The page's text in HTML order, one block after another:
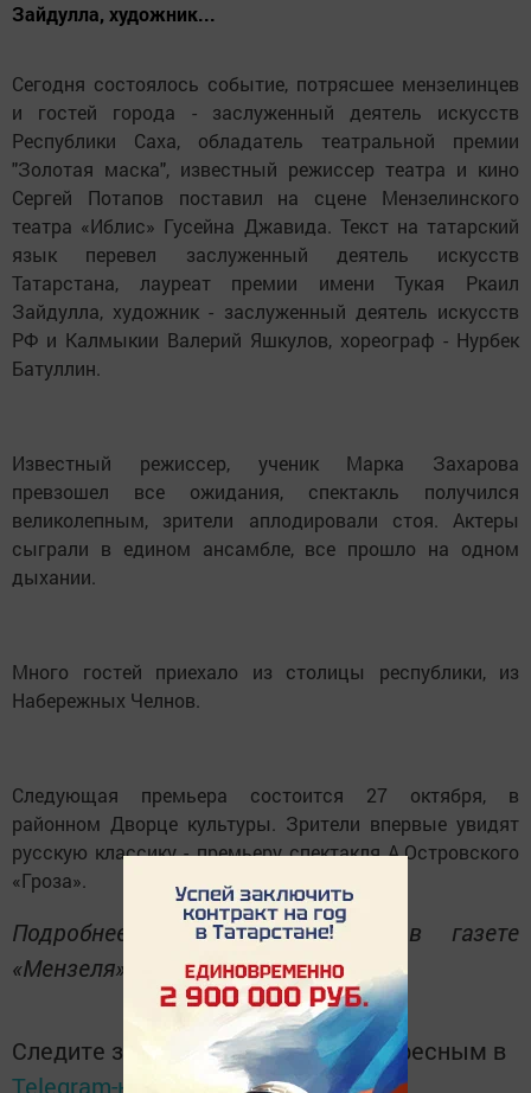
Зайдулла, художник...
Сегодня состоялось событие, потрясшее мензелинцев
и гостей города - заслуженный деятель искусств
Республики Саха, обладатель театральной премии
"Золотая маска", известный режиссер театра и кино
Сергей Потапов поставил на сцене Мензелинского
театра «Иблис» Гусейна Джавида. Текст на татарский
язык перевел заслуженный деятель искусств
Татарстана, лауреат премии имени Тукая Ркаил
Зайдулла, художник - заслуженный деятель искусств
РФ и Калмыкии Валерий Яшкулов, хореограф - Нурбек
Батуллин.
Известный режиссер, ученик Марка Захарова
превзошел все ожидания, спектакль получился
великолепным, зрители аплодировали стоя. Актеры
сыграли в едином ансамбле, все прошло на одном
дыхании.
Много гостей приехало из столицы республики, из
Набережных Челнов.
Следующая премьера состоится 27 октября, в
районном Дворце культуры. Зрители впервые увидят
русскую классику - премьеру спектакля А.Островского
«Гроза».
Подробнее об этом читайте в газете
«Мензеля».
Следите за самым важным и интересным в
Telegram-канале
Татмедиа